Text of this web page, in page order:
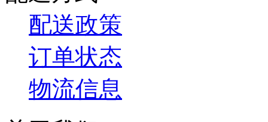
配送政策
订单状态
物流信息